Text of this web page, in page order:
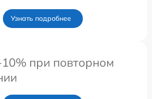
Узнать подробнее
при повторном